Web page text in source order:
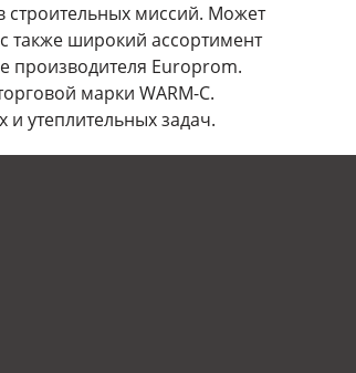
строительных миссий. Может
также широкий ассортимент
производителя Europrom.
марки WARM-C.
утеплительных задач.